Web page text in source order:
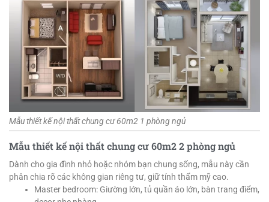
Mẫu thiết kế nội thất chung cư 60m2 1 phòng ngủ
Mẫu thiết kế nội thất chung cư 60m2 2 phòng ngủ
Dành cho gia đình nhỏ hoặc nhóm bạn chung sống, mẫu này cần
phân chia rõ các không gian riêng tư, giữ tính thẩm mỹ cao.
Master bedroom: Giường lớn, tủ quần áo lớn, bàn trang điểm,